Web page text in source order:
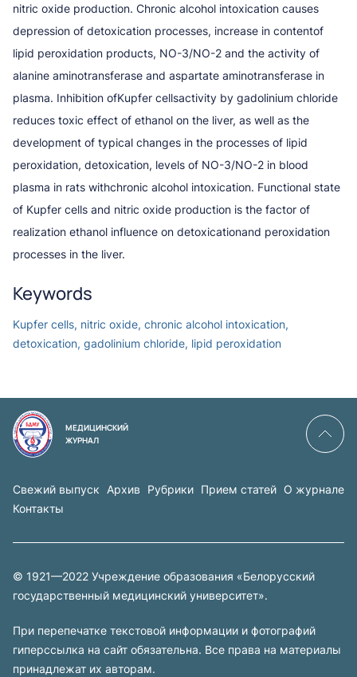
nitric oxide production. Chronic alcohol intoxication causes
depression of detoxication processes, increase in contentof
lipid peroxidation products, NO-3/NO-2 and the activity of
alanine aminotransferase and aspartate aminotransferase in
plasma. Inhibition ofKupfer cellsactivity by gadolinium chloride
reduces toxic effect of ethanol on the liver, as well as the
development of typical changes in the processes of lipid
peroxidation, detoxication, levels of NO-3/NO-2 in blood
plasma in rats withchronic alcohol intoxication. Functional state
of Kupfer cells and nitric oxide production is the factor of
realization ethanol influence on detoxicationand peroxidation
processes in the liver.
Keywords
Kupfer cells, nitric oxide, chronic alcohol intoxication,
detoxication, gadolinium chloride, lipid peroxidation
МЕДИЦИНСКИЙ
ЖУРНАЛ
Свежий выпуск Архив Рубрики Прием статей О журнале
Контакты
© 1921—2022 Учреждение образования «Белорусский
государственный медицинский университет».
При перепечатке текстовой информации и фотографий
гиперссылка на сайт обязательна. Все права на материалы
принадлежат их авторам.